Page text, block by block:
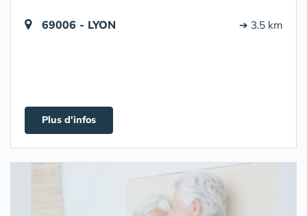
69006 - LYON ➔ 3.5 km
Plus d'infos